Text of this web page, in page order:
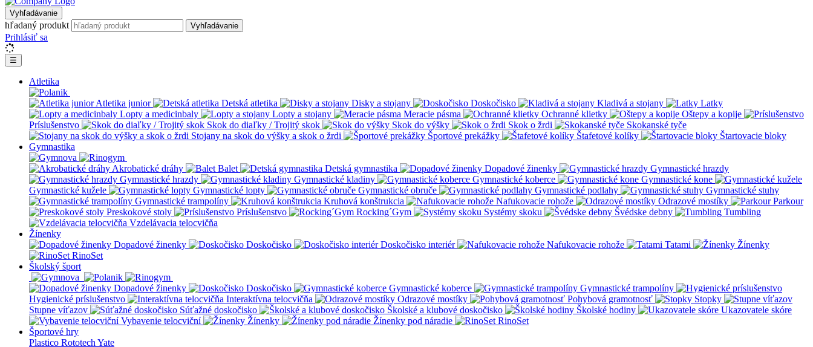
Vyhľadávanie
hľadaný produkt Vyhľadávanie
Prihlásiť sa
☰
Atletika
Atletika junior Detská atletika Disky a stojany Doskočisko Kladivá a stojany
Latky
Lopty a medicinbaly
Lopty a stojany Meracie pásma Ochranné klietky
Oštepy a kopije
Príslušenstvo
Skok do diaľky / Trojitý skok Skok do výšky Skok o žrdi
Skokanské tyče
Stojany na skok do výšky a skok o žrdi
Športové prekážky Štafetové kolíky
Štartovacie bloky
Gymnastika
Akrobatické dráhy Balet Detská gymnastika Dopadové žinenky
Gymnastické hrazdy
Gymnastické hrazdy
Gymnastické kladiny Gymnastické koberce
Gymnastické kone
Gymnastické kužele
Gymnastické lopty Gymnastické obruče Gymnastické podlahy
Gymnastické stuhy
Gymnastické trampolíny
Kruhová konštrukcia Nafukovacie rohože Odrazové mostíky
Parkour
Preskokové stoly
Príslušenstvo Rocking´Gym Systémy skoku Švédske debny
Tumbling
Vzdelávacia telocvičňa
Žínenky
Dopadové žinenky
Doskočisko Doskočisko interiér Nafukovacie rohože Tatami
Žínenky
RinoSet
Školský šport
Dopadové žinenky Doskočisko Gymnastické koberce
Gymnastické trampolíny
Hygienické príslušenstvo
Interaktívna telocvičňa Odrazové mostíky Pohybová gramotnosť
Stopky
Stupne víťazov
Súťažné doskočisko Školské a klubové doskočisko Školské hodiny
Ukazovatele skóre
Vybavenie telocviční
Žínenky Žínenky pod náradie
RinoSet
Športové hry
Plastico Rototech Yate